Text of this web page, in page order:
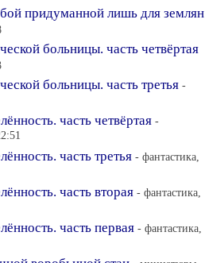
придуманной лишь для землян
больницы. часть четвёртая
больницы. часть третья -
часть четвёртая -
часть третья - фантастика,
часть вторая - фантастика,
часть первая - фантастика,